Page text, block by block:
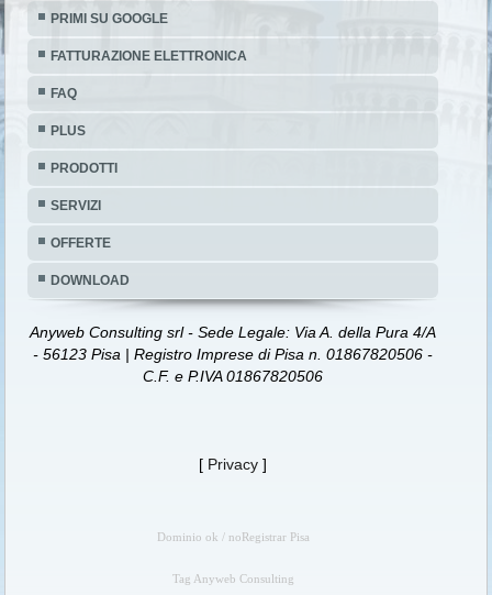
PRIMI SU GOOGLE
FATTURAZIONE ELETTRONICA
FAQ
PLUS
PRODOTTI
SERVIZI
OFFERTE
DOWNLOAD
Anyweb Consulting srl - Sede Legale: Via A. della Pura 4/A
- 56123 Pisa | Registro Imprese di Pisa n. 01867820506 -
C.F. e P.IVA 01867820506
[ Privacy ]
Dominio ok / noRegistrar Pisa
Tag Anyweb Consulting